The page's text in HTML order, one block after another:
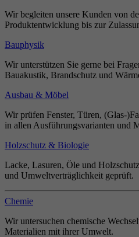
Wir begleiten unsere Kunden von
Produktentwicklung bis zur
Bauphysik
Wir unterstützen Sie gerne bei
Bauakustik, Brandschutz und
Ausbau & Möbel
Wir prüfen Fenster, Türen, (Glas-
in allen Ausführungsvarianten und
Holzschutz & Biologie
Lacke, Lasuren, Öle und
und Umweltverträglichkeit geprüft.
Chemie
Wir untersuchen chemische
Materialien mit ihrer Umwelt.